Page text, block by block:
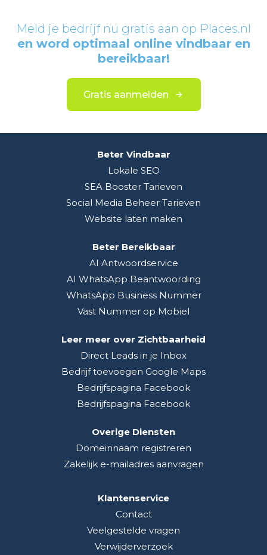
Meld je bedrijf nu gratis aan op Places.nl
en word optimaal online vindbaar en
bereikbaar!
Gratis aanmelden
Beter Vindbaar
Lokale SEO
SEA Booster Tarieven
Social Media Beheer Tarieven
Website laten maken
Beter Bereikbaar
AI Antwoordservice
AI WhatsApp Beantwoording
WhatsApp Business Nummer
Vast Nummer op Mobiel
Leer meer over Zichtbaarheid
Direct Leads in je Inbox
Bedrijf toevoegen Google Maps
Bedrijfspagina Facebook
Bedrijfspagina Facebook
Overige Diensten
Domeinnaam registreren
Zakelijk e-mailadres aanvragen
Klantenservice
Contact
Veelgestelde vragen
Verwijderverzoek